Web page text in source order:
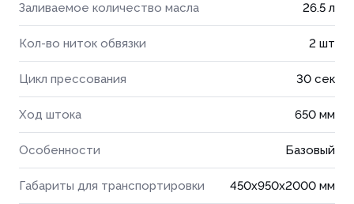
Заливаемое количество масла 26.5 л
Кол-во ниток обвязки 2 шт
Цикл прессования 30 сек
Ход штока 650 мм
Особенности Базовый
Габариты для транспортировки 450x950x2000 мм